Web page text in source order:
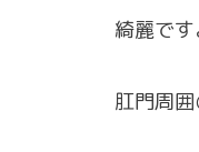
綺麗です
肛門周